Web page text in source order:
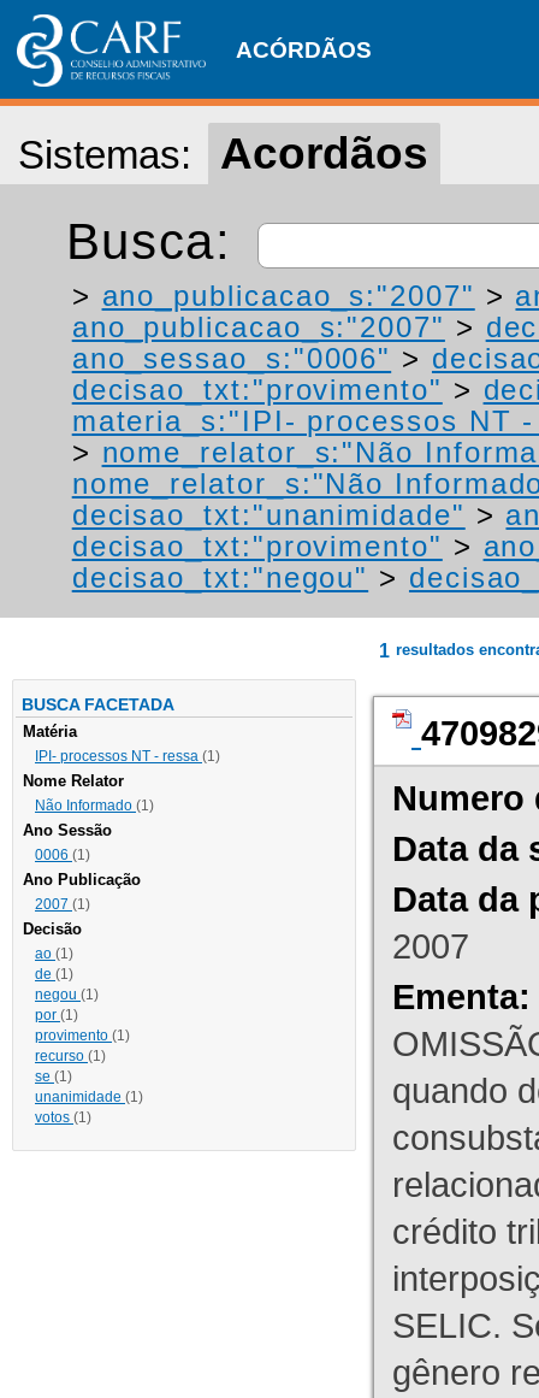
ACÓRDÃOS
Sistemas: Acordãos
Busca:
> ano_publicacao_s:"2007" >
ano_publicacao_s:"2007" >
ano_sessao_s:"0006" >
decisao_txt:"provimento" >
materia_s:"IPI- processos NT
> nome_relator_s:"Não
nome_relator_s:"Não
decisao_txt:"unanimidade" >
decisao_txt:"provimento" >
decisao_txt:"negou" >
BUSCA FACETADA
Matéria
IPI- processos NT - ressa (1)
Nome Relator
Não Informado (1)
Ano Sessão
0006 (1)
Ano Publicação
2007 (1)
Decisão
ao (1)
de (1)
negou (1)
por (1)
provimento (1)
recurso (1)
se (1)
unanimidade (1)
votos (1)
1 resultados
Numero
Data da
Data da
2007
Ementa:
quando
crédito
SELIC.
gênero